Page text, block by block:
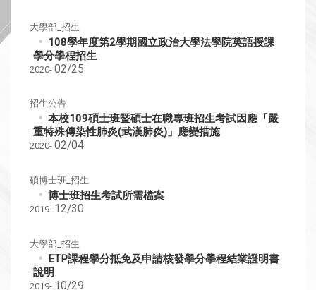
大學部_招生
108學年度第2學期國立政治大學法學院英語授課
學分學程招生
2020- 02/25
招生公告
本校109碩士班暨碩士在職專班招生考試因應「嚴
重特殊傳染性肺炎(武漢肺炎)」應變措施
2020- 02/04
碩博士班_招生
博士班招生考試所需檔案
2019- 12/30
大學部_招生
ETP課程學分抵免及申請核發學分學程結業證明書
說明
2019- 10/29